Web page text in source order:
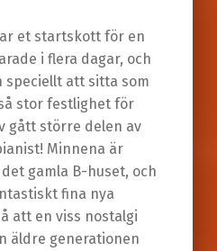
et startskott för en
i flera dagar, och
speciellt att sitta som
stor festlighet för
gått större delen av
Minnena är
gamla B-huset, och
fina nya
att en viss nostalgi
äldre generationen